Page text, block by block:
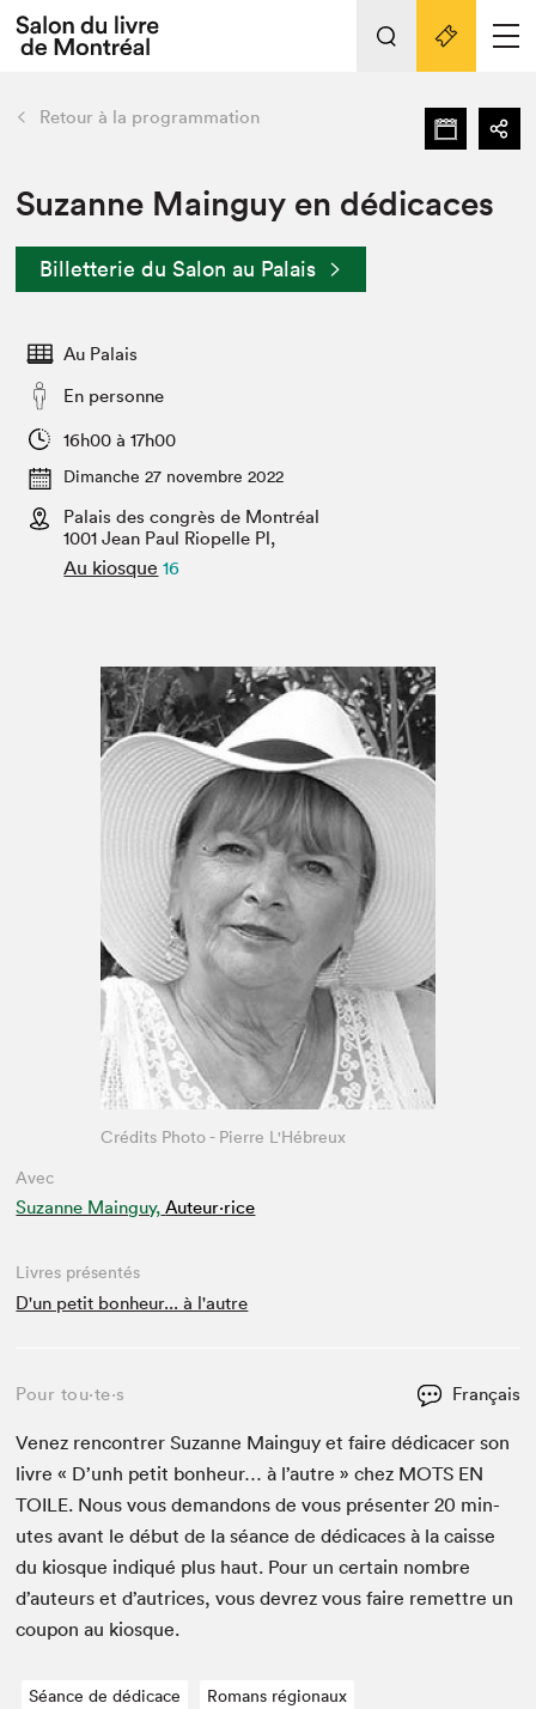
Espace exposant⋅e⋅s
Espace enseignant·e·s
Espace médias
L'événement
Préparer sa visite au Salon
Actualités
SLM PRO
retour Nos activités
Préparer sa visite
Salon dans la ville et en ligne
Projets partenaires
Liens pratiques
Retour à la programmation
Suzanne Mainguy en dédicaces
Billetterie du Salon au Palais
Au Palais
En personne
16h00 à 17h00
Dimanche 27 novembre 2022
Palais des congrès de Montréal
1001 Jean Paul Riopelle Pl,
Au kiosque 16
Avec
Suzanne Mainguy, Auteur·rice
Crédits Photo - Pierre L'Hébreux
Livres présentés
D'un petit bonheur... à l'autre
Pour tou⋅te⋅s Français
Venez ren­con­tr­er Suzanne Main­guy et faire dédi­cac­er son
livre « D’unh petit bon­heur… à l’autre » chez MOTS EN
TOILE. Nous vous deman­dons de vous présen­ter20 min­
utes avant le début de la séance de dédi­caces à la caisse
du kiosque indiqué plus haut. Pour un cer­tain nom­bre
d’auteurs et d’autrices, vous devrez vous faire remet­tre un
coupon au kiosque.
Séance de dédicace Romans régionaux